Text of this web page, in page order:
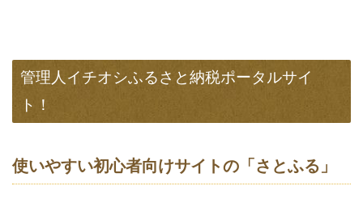
管理人イチオシふるさと納税ポータルサイ
ト！
使いやすい初心者向けサイトの「さとふる」